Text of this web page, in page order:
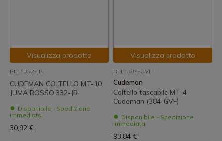
Visualizza prodotto
REF: 332-JR
CUDEMAN COLTELLO MT-10
JUMA ROSSO 332-JR
Disponibile - Spedizione
immediata
30,92 €
Visualizza prodotto
REF: 384-GVF
Cudeman
Coltello tascabile MT-4
Cudeman (384-GVF)
Disponibile - Spedizione
immediata
93,84 €